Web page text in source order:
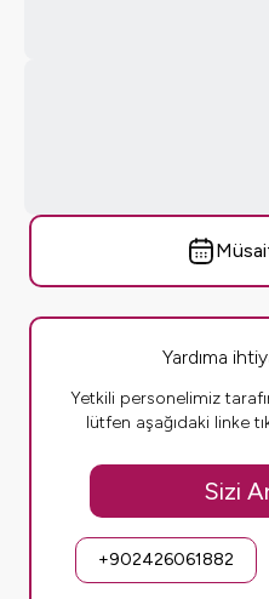
Yardıma
Yetkili personelimiz
lütfen aşağıdaki linke
Sizi
+902426061882